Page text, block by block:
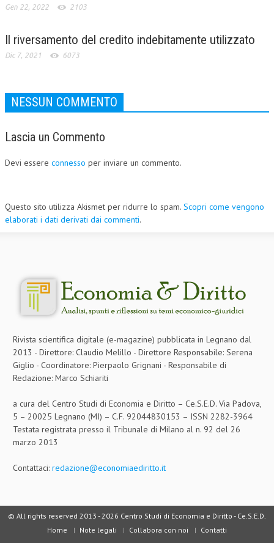
Gen 22, 2022 2103
Il riversamento del credito indebitamente utilizzato
Dic 7, 2021 6073
NESSUN COMMENTO
Lascia un Commento
Devi essere connesso per inviare un commento.
Questo sito utilizza Akismet per ridurre lo spam. Scopri come vengono
elaborati i dati derivati dai commenti.
Rivista scientifica digitale (e-magazine) pubblicata in Legnano dal
2013 - Direttore: Claudio Melillo - Direttore Responsabile: Serena
Giglio - Coordinatore: Pierpaolo Grignani - Responsabile di
Redazione: Marco Schiariti
a cura del Centro Studi di Economia e Diritto – Ce.S.E.D. Via Padova,
5 – 20025 Legnano (MI) – C.F. 92044830153 – ISSN 2282-3964
Testata registrata presso il Tribunale di Milano al n. 92 del 26
marzo 2013
Contattaci: redazione@economiaediritto.it
© All rights reserved 2013 - 2026 Centro Studi di Economia e Diritto - Ce.S.E.D.
Home
Note legali Collabora con noi Contatti